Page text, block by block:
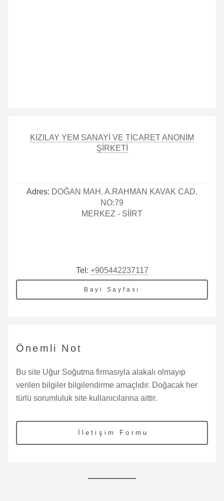
KIZILAY YEM SANAYİ VE TİCARET ANONİM
ŞİRKETİ
Adres: DOĞAN MAH. A.RAHMAN KAVAK CAD.
NO:79
MERKEZ - SİİRT
Tel: +905442237117
Bayi Sayfası
Önemli Not
Bu site Uğur Soğutma firmasıyla alakalı olmayıp
verilen bilgiler bilgilendirme amaçlıdır. Doğacak her
türlü sorumluluk site kullanıcılarına aittir.
İletişim Formu